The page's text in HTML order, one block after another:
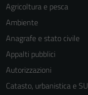
Agricoltura e pesca
Ambiente
Anagrafe e stato civile
Appalti pubblici
Autorizzazioni
Catasto, urbanistica e